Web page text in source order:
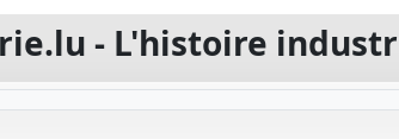
- L'histoire